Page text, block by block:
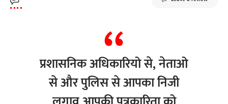
प्रशासनिक अधिकारियो से, नेताओ
से और पुलिस से आपका निजी